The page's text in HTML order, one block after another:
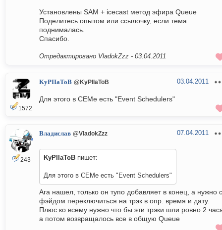
Установлены SAM + icecast метод эфира Queue
Поделитесь опытом или ссылочку, если тема
поднималась.
Спасибо.
Отредактировано VladokZzz - 03.04.2011
1572
KyPIIaToB @KyPIIaToB 03.04.2011
Для этого в СЕМе есть "Event Schedulers"
243
Владислав @VladokZzz 07.04.2011
KyPIIaToB пишет:
Для этого в СЕМе есть "Event Schedulers"
Ага нашел, только он тупо добавляет в конец, а нужно с
фэйдом переключиться на трэк в опр. время и дату.
Плюс ко всему нужно что бы эти трэки шли ровно 2
а потом возвращалось все в общую Queue